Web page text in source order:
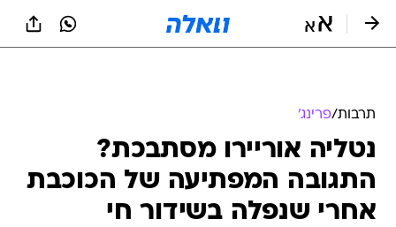
תרבות/פרינג'
נטליה אוריירו מסתבכת?
התגובה המפתיעה של הכוכבת
אחרי שנפלה בשידור חי